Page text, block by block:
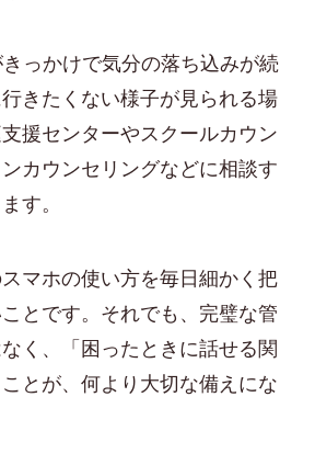
っかけで気分の落ち込みが続
きたくない様子が見られる場
援センターやスクールカウン
カウンセリングなどに相談す
す。
マホの使い方を毎日細かく把
とです。それでも、完璧な管
く、「困ったときに話せる関
とが、何より大切な備えにな